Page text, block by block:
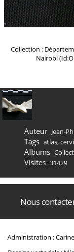
Collection :
Nairobi
Auteur Jean-
Tags atlas,
Albums
Visites 31429
Nous
Administration :